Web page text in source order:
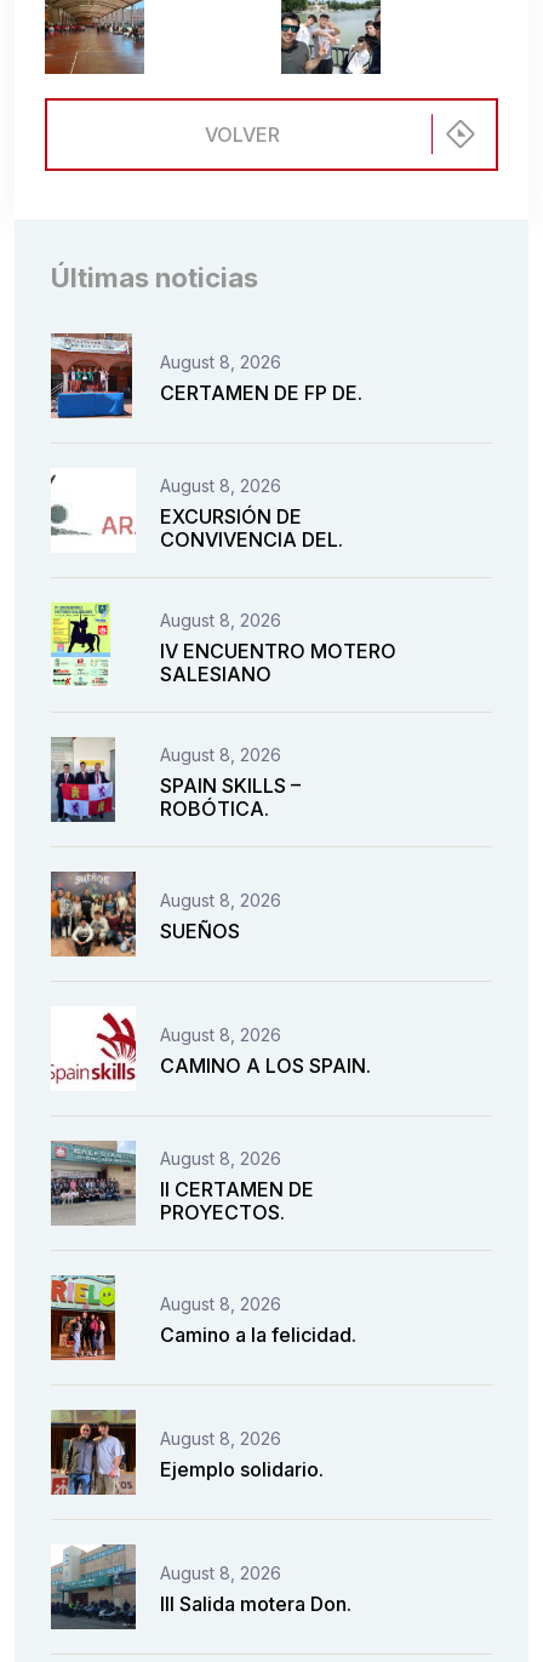
VOLVER
Últimas noticias
August 8, 2026
CERTAMEN DE FP DE.
August 8, 2026
EXCURSIÓN DE
CONVIVENCIA DEL.
August 8, 2026
IV ENCUENTRO MOTERO
SALESIANO
August 8, 2026
SPAIN SKILLS –
ROBÓTICA.
August 8, 2026
SUEÑOS
August 8, 2026
CAMINO A LOS SPAIN.
August 8, 2026
II CERTAMEN DE
PROYECTOS.
August 8, 2026
Camino a la felicidad.
August 8, 2026
Ejemplo solidario.
August 8, 2026
III Salida motera Don.